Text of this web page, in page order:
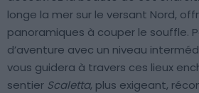
longe la mer sur le versant Nord,
panoramiques à couper le souffle.
d’aventure avec un niveau
vous guidera à travers ces lieux
sentier Scaletta, plus exigeant,